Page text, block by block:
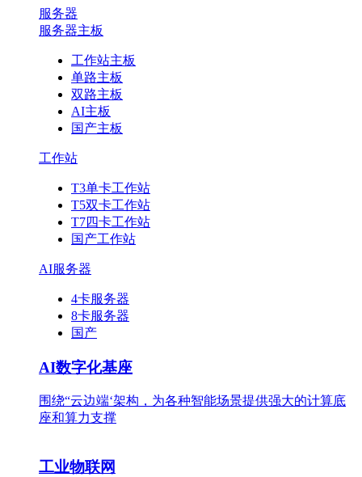
服务器
服务器主板
工作站主板
单路主板
双路主板
AI主板
国产主板
工作站
T3单卡工作站
T5双卡工作站
T7四卡工作站
国产工作站
AI服务器
4卡服务器
8卡服务器
国产
AI数字化基座
围绕“云边端‘架构，为各种智能场景提供强大的计算底
座和算力支撑
工业物联网